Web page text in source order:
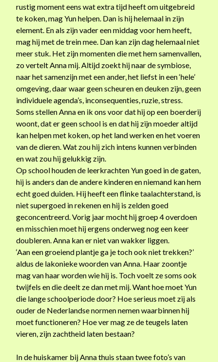
Recente reacties
Remi van Brummelenop Begrip, grootste cadeau voor kind met trauma
Jolanda van WezelopAfscheid
winnieopAfscheid
RosaopAfscheid
Anje TimmersopAfscheid
Archieven
december 2016
oktober 2014
april 2014
oktober 2013
februari 2013
december 2012
maart 2011
december 2010
december 2009
maart 2009
december 2004
Meta
rustig moment eens wat extra tijd heeft om uitgebreid
te koken, mag Yun helpen. Dan is hij helemaal in zijn
element. En als zijn vader een middag voor hem heeft,
mag hij met de trein mee. Dan kan zijn dag helemaal niet
meer stuk. Het zijn momenten die met hem samenvallen,
zo vertelt Anna mij. Altijd zoekt hij naar de symbiose,
naar het samenzijn met een ander, het liefst in een ‘hele’
omgeving, daar waar geen scheuren en deuken zijn, geen
individuele agenda’s, inconsequenties, ruzie, stress.
Soms stellen Anna en ik ons voor dat hij op een boerderij
woont, dat er geen school is en dat hij zijn moeder altijd
kan helpen met koken, op het land werken en het voeren
van de dieren. Wat zou hij zich intens kunnen verbinden
en wat zou hij gelukkig zijn.
Op school houden de leerkrachten Yun goed in de gaten,
hij is anders dan de andere kinderen en niemand kan hem
echt goed duiden. Hij heeft een flinke taalachterstand, is
niet supergoed in rekenen en hij is zelden goed
geconcentreerd. Vorig jaar mocht hij groep 4 overdoen
en misschien moet hij ergens onderweg nog een keer
doubleren. Anna kan er niet van wakker liggen.
‘Aan een groeiend plantje ga je toch ook niet trekken?’
aldus de lakonieke woorden van Anna. Haar zoontje
mag van haar worden wie hij is. Toch voelt ze soms ook
twijfels en die deelt ze dan met mij. Want hoe moet Yun
die lange schoolperiode door? Hoe serieus moet zij als
ouder de Nederlandse normen nemen waarbinnen hij
moet functioneren? Hoe ver mag ze de teugels laten
vieren, zijn zachtheid laten bestaan?
In de huiskamer bij Anna thuis staan twee foto’s van